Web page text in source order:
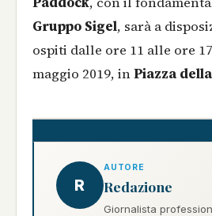
Gruppo Sigel, sarà a
ospiti dalle ore 11 alle ore
maggio 2019, inPiazza
R
AUTORE
Redazione
Giornalista